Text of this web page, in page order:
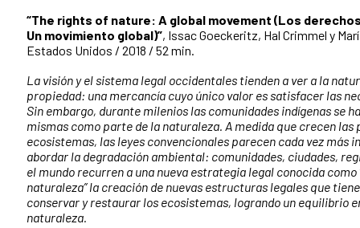
“The rights of nature: A global movement (Los
Un movimiento global)”, Issac Goeckeritz, Hal Crimmel y
Estados Unidos / 2018 / 52 min.
La visión y el sistema legal occidentales tienden a ver a la
propiedad: una mercancía cuyo único valor es satisfacer las
Sin embargo, durante milenios las comunidades indígenas se
mismas como parte de la naturaleza. A medida que crecen las
ecosistemas, las leyes convencionales parecen cada vez más
abordar la degradación ambiental: comunidades, ciudades,
el mundo recurren a una nueva estrategia legal conocida como
naturaleza” la creación de nuevas estructuras legales que
conservar y restaurar los ecosistemas, logrando un equilibrio
naturaleza.